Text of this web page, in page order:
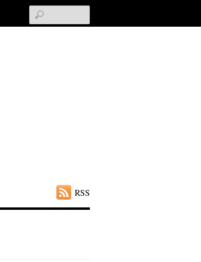
RSS